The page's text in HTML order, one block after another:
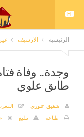
الرئيسية الارشيف
وجدة.. وفاة
طابق علوي
شفيق عنوري المغرب
طباعة
تبليغ